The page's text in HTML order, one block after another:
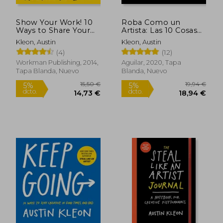
Show Your Work! 10
Ways to Share Your
Creativity and get
Discovered (Austin
Kleon) (en Inglés)
Kleon, Austin
(4)
Workman Publishing, 2014,
Tapa Blanda, Nuevo
5% 15,50 €
Roba Como un
Artista: Las 10 Cosas
que Nadie te ha Dicho
Acerca de ser
Creativo
Kleon, Austin
(12)
Aguilar, 2020, Tapa
Blanda, Nuevo
5%